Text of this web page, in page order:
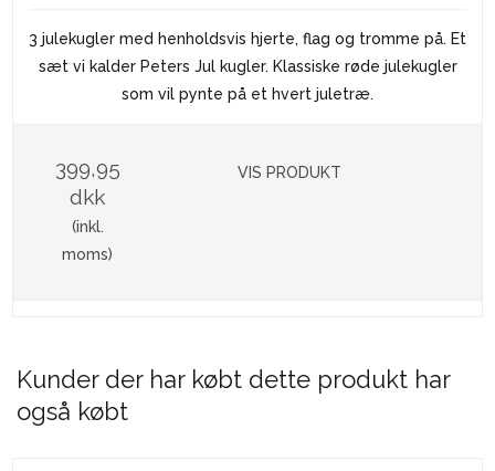
3 julekugler med henholdsvis hjerte, flag og tromme på. Et
sæt vi kalder Peters Jul kugler. Klassiske røde julekugler
som vil pynte på et hvert juletræ.
399,95
dkk
(inkl.
moms)
VIS PRODUKT
Kunder der har købt dette produkt har
også købt